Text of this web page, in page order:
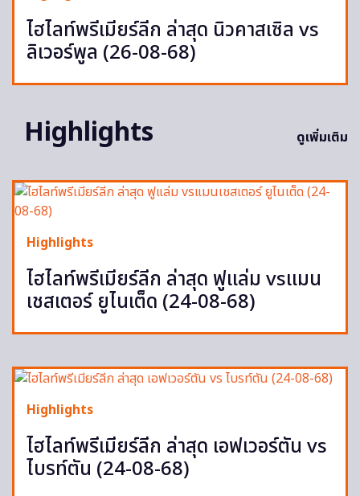
ไฮไลท์พรีเมียร์ลีก ล่าสุด นิวคาสเซิล vs
ลิเวอร์พูล (26-08-68)
Highlights ดูเพิ่มเติม
Highlights
ไฮไลท์พรีเมียร์ลีก ล่าสุด ฟูแล่ม vsแมน
เชสเตอร์ ยูไนเต็ด (24-08-68)
Highlights
ไฮไลท์พรีเมียร์ลีก ล่าสุด เอฟเวอร์ตัน vs
ไบรท์ตัน (24-08-68)